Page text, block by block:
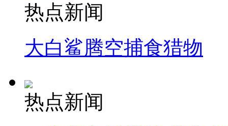
热点新闻
大白鲨腾空捕食猎物
热点新闻